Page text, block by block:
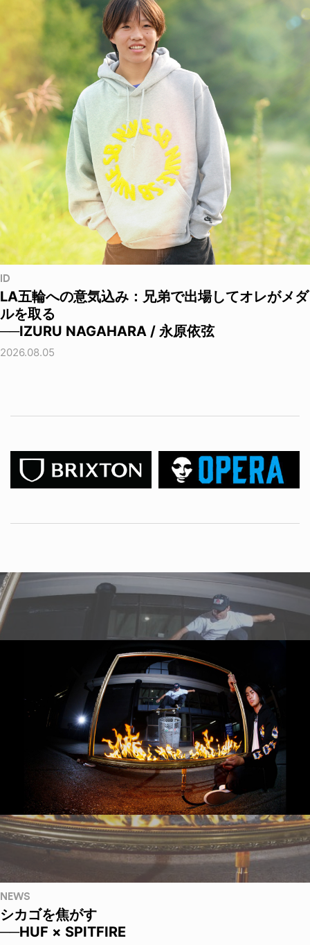
ID
LA五輪への意気込み：兄弟で出場してオレがメダ
ルを取る
──IZURU NAGAHARA / 永原依弦
2026.08.05
NEWS
シカゴを焦がす
──HUF × SPITFIRE